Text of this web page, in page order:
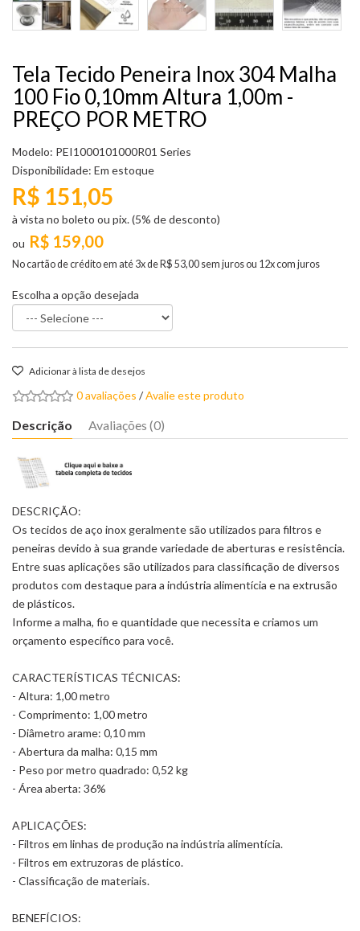
Tela Tecido Peneira Inox 304 Malha
100 Fio 0,10mm Altura 1,00m -
PREÇO POR METRO
Modelo: PEI1000101000R01 Series
Disponibilidade: Em estoque
R$ 159,00
No cartão de crédito em até 3x de R$ 53,00 sem juros ou 12x com juros
R$ 151,05
à vista no boleto ou pix. (5% de desconto)
Escolha a opção desejada
Adicionar à lista de desejos
0 avaliações /Avalie este produto
Descrição Avaliações (0)
DESCRIÇÃO:
Os tecidos de aço inox geralmente são utilizados para filtros e
peneiras devido à sua grande variedade de aberturas e resistência.
Entre suas aplicações são utilizados para classificação de diversos
produtos com destaque para a indústria alimentícia e na extrusão
de plásticos.
Informe a malha, fio e quantidade que necessita e criamos um
orçamento específico para você.
CARACTERÍSTICAS TÉCNICAS:
- Altura: 1,00 metro
- Comprimento: 1,00 metro
- Diâmetro arame: 0,10 mm
- Abertura da malha: 0,15 mm
- Peso por metro quadrado: 0,52 kg
- Área aberta: 36%
APLICAÇÕES:
- Filtros em linhas de produção na indústria alimentícia.
- Filtros em extruzoras de plástico.
- Classificação de materiais.
BENEFÍCIOS: